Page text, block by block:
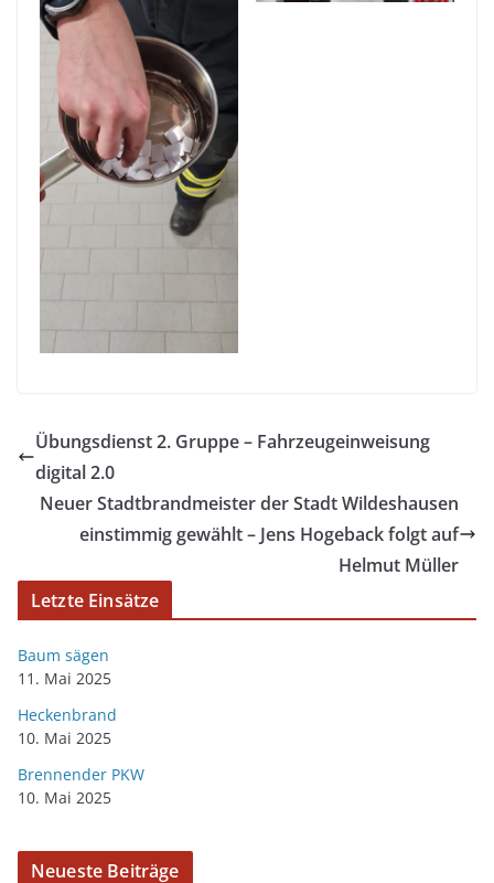
Übungsdienst 2. Gruppe – Fahrzeugeinweisung
digital 2.0
Neuer Stadtbrandmeister der Stadt Wildeshausen
einstimmig gewählt – Jens Hogeback folgt auf
Helmut Müller
Letzte Einsätze
Baum sägen
11. Mai 2025
Heckenbrand
10. Mai 2025
Brennender PKW
10. Mai 2025
Neueste Beiträge